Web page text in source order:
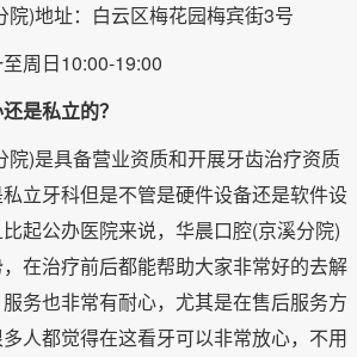
院)地址：白云区梅花园梅宾街3号
周日10:00-19:00
是私立的？
院)是具备营业资质和开展牙齿治疗资质
立牙科但是不管是硬件设备还是软件设
起公办医院来说，华晨口腔(京溪分院)
在治疗前后都能帮助大家非常好的去解
务也非常有耐心，尤其是在售后服务方
人都觉得在这看牙可以非常放心，不用